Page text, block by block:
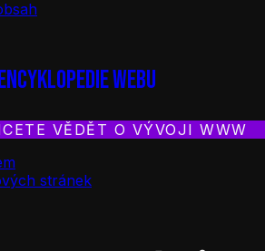
webu
VĚDĚT O VÝVOJI WWW
stránek